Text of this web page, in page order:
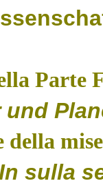
Parte
und
della
sulla